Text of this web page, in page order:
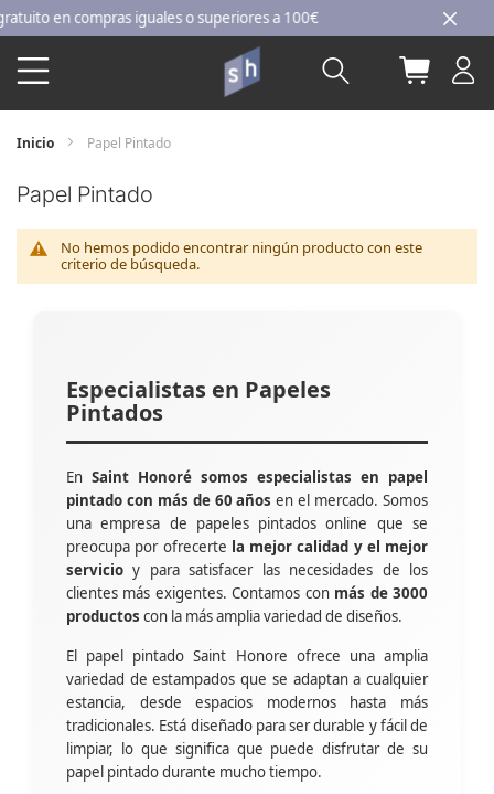
Ir
al
contenido
en compras iguales o superiores a 100€
Buscar Mi
Inicio Papel Pintado
Papel Pintado
No hemos podido encontrar ningún producto con este
criterio de búsqueda.
Especialistas en Papeles
Pintados
En Saint Honoré somos especialistas en papel
pintado con más de 60 años en el mercado. Somos
una empresa de papeles pintados online que se
preocupa por ofrecerte la mejor calidad y el mejor
servicio y para satisfacer las necesidades de los
clientes más exigentes. Contamos con más de 3000
productos con la más amplia variedad de diseños.
El papel pintado Saint Honore ofrece una amplia
variedad de estampados que se adaptan a cualquier
estancia, desde espacios modernos hasta más
tradicionales. Está diseñado para ser durable y fácil de
limpiar, lo que significa que puede disfrutar de su
papel pintado durante mucho tiempo.